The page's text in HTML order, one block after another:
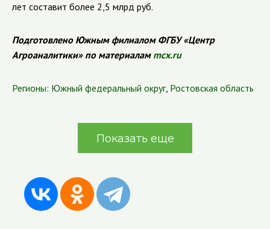
лет составит более 2,5 млрд руб.
Подготовлено Южным филиалом ФГБУ «Центр
Агроаналитики» по материалам mcx.ru
Регионы: Южный федеральный округ, Ростовская область
Показать еще